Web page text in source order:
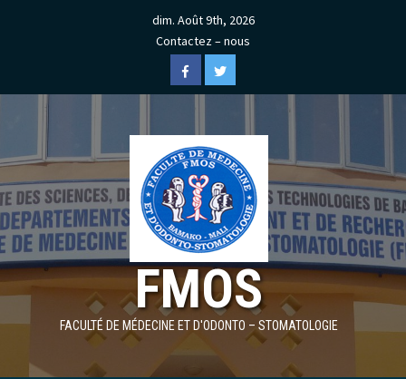
dim. Août 9th, 2026
Contactez – nous
FacebookTwitter
FMOS
FACULTÉ DE MÉDECINE ET D'ODONTO – STOMATOLOGIE